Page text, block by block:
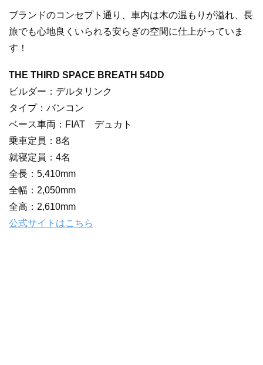
ブランドのコンセプト通り、車内は木の温もりが溢れ、長
旅でも心地良くいられる安らぎの空間に仕上がっていま
す！
THE THIRD SPACE BREATH 54DD
ビルダー：デルタリンク
タイプ：バンコン
ベース車両：FIAT デュカト
乗車定員：8名
就寝定員：4名
全長：5,410mm
全幅：2,050mm
全高：2,610mm
公式サイトはこちら